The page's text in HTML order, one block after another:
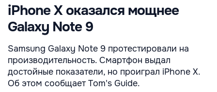
iPhone X оказался мощнее
Galaxy Note 9
Samsung Galaxy Note 9 протестировали на
производительность. Смартфон выдал
достойные показатели, но проиграл iPhone X.
Об этом сообщает Tom's Guide.